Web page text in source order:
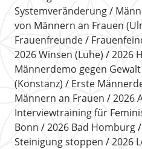
Systemveränderung
von Männern an Frauen
Frauenfreunde
2026 Winsen (Luhe)
2026
Männerdemo gegen
(Konstanz)
Erste
Männern an Frauen
2026
Interviewtraining für
Bonn
2026 Bad Homburg
Steinigung stoppen
2026